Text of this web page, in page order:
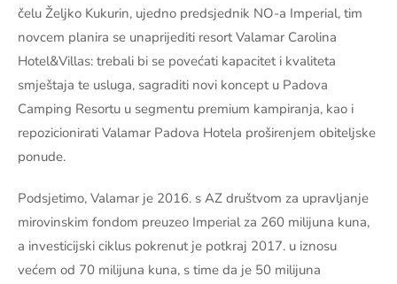
čelu Željko Kukurin, ujedno predsjednik NO-a Imperial, tim
novcem planira se unaprijediti resort Valamar Carolina
Hotel&Villas: trebali bi se povećati kapacitet i kvaliteta
smještaja te usluga, sagraditi novi koncept u Padova
Camping Resortu u segmentu premium kampiranja, kao i
repozicionirati Valamar Padova Hotela proširenjem obiteljske
ponude.
Podsjetimo, Valamar je 2016. s AZ društvom za upravljanje
mirovinskim fondom preuzeo Imperial za 260 milijuna kuna,
a investicijski ciklus pokrenut je potkraj 2017. u iznosu
većem od 70 milijuna kuna, s time da je 50 milijuna